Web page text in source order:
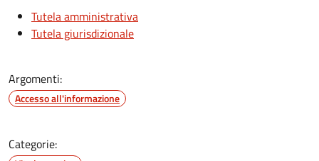
Tutela amministrativa
Tutela giurisdizionale
Argomenti:
Accesso all'informazione
Categorie: